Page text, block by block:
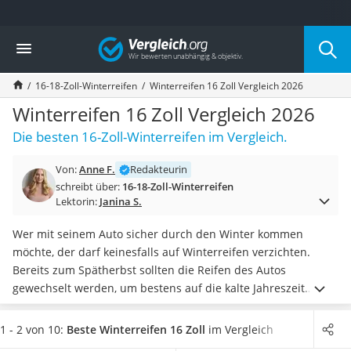
Die beliebtesten Vergleiche nach Kategorie
Auto & Motor
Fahrradträger-Anhängerkupplung (4 Fahrräder)
Fahrradträger
Fahrradträger (Anhängerkupplung)
Fahrradträger 3 Fahrräder
Benzinkanister (20 l)
Fahrradträger E-Bike
Benzinkanister
Wagenheber 3t
AGM-Batterie Wohnmobil
Thule-Fahrradträger
FM-Transmitter
Sommerreifen 205/55 R16
Autobatterie-Ladegerät
Vergleich
16-18-Zoll-Winterreifen Winterreifen 16 Zoll Vergleich 2026
Winterreifen 16 Zoll Vergleich 2026
Die besten 16-Zoll-Winterreifen im Vergleich.
Von:Anne F.
Redakteurin
schreibt über: 16-18-Zoll-Winterreifen
Lektorin: Janina S.
Wer mit seinem Auto sicher durch den Winter kommen
möchte, der darf keinesfalls auf Winterreifen verzichten.
Bereits zum Spätherbst sollten die Reifen des Autos
gewechselt werden, um bestens auf die kalte Jahreszeit
vorbereitet zu sein. Verschiedene Online-Tests zeigen , dass
es bei den unterschiedlichen Modellen teilweise erhebliche
1 - 2 von 10: Beste Winterreifen 16 Zoll im Vergleich